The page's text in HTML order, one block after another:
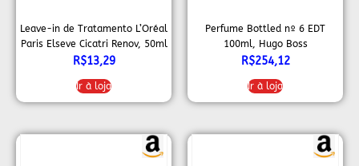
Leave-in de Tratamento L’Oréal
Paris Elseve Cicatri Renov, 50ml
R$13,29
Ir à loja
Perfume Bottled nº 6 EDT
100ml, Hugo Boss
R$254,12
Ir à loja